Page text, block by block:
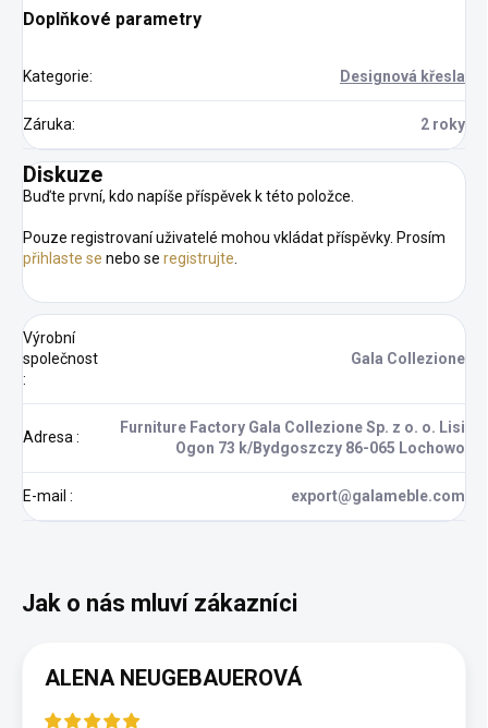
Doplňkové parametry
Kategorie: Designová křesla
Záruka: 2 roky
Diskuze
Buďte první, kdo napíše příspěvek k této položce.
Pouze registrovaní uživatelé mohou vkládat příspěvky. Prosím
přihlaste se nebo se registrujte.
Výrobní
společnost
:
Gala Collezione
Adresa:
Furniture Factory Gala Collezione Sp. z o. o. Lisi
Ogon 73 k/Bydgoszczy 86-065 Lochowo
E-mail : export@galameble.com
ALENA NEUGEBAUEROVÁ